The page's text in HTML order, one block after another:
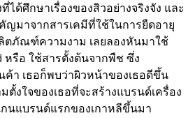
ได้ศึกษาเรื่องของสิวอย่างจริงจัง และ
ญมาจากสารเคมีที่ใช้ในการยืดอายุ
ตภัณฑ์ความงาม เลยลองหันมาใช้
รือ ใช้สารตั้งต้นจากพืช ซึ่ง
ค้า เธอก็พบว่าผิวหน้าของเธอดีขึ้น
งใจของเธอที่จะสร้างแบรนด์เครื่อง
นแบรนด์แรกของเกาหลีขึ้นมา